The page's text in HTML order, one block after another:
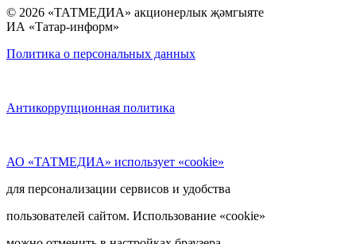
© 2026 «ТАТМЕДИА» акционерлык җәмгыяте
ИА «Татар-информ»
Политика о персональных данных
Антикоррупционная политика
АО «ТАТМЕДИА» использует «cookie»
для персонализации сервисов и удобства
пользователей сайтом. Использование «cookie»